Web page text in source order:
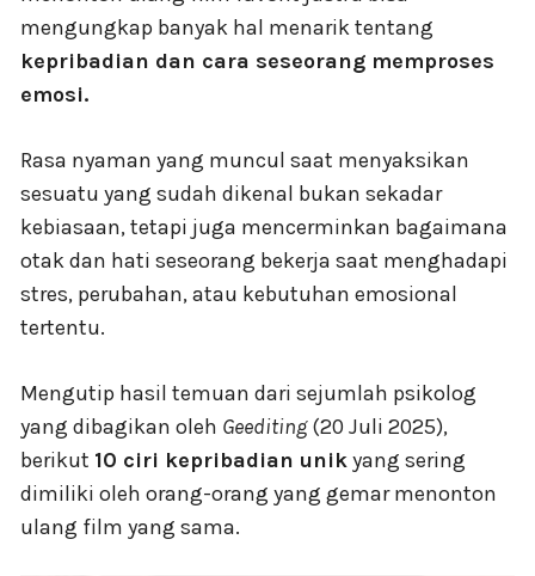
mengungkap banyak hal menarik tentang
kepribadian dan cara seseorang memproses
emosi.
Rasa nyaman yang muncul saat menyaksikan
sesuatu yang sudah dikenal bukan sekadar
kebiasaan, tetapi juga mencerminkan bagaimana
otak dan hati seseorang bekerja saat menghadapi
stres, perubahan, atau kebutuhan emosional
tertentu.
Mengutip hasil temuan dari sejumlah psikolog
yang dibagikan oleh Geediting(20 Juli 2025),
berikut 10 ciri kepribadian unikyang sering
dimiliki oleh orang-orang yang gemar menonton
ulang film yang sama.